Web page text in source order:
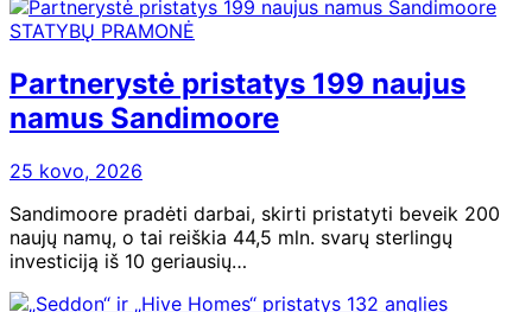
STATYBŲ PRAMONĖ
Partnerystė pristatys 199 naujus
namus Sandimoore
25 kovo, 2026
Sandimoore pradėti darbai, skirti pristatyti beveik 200
naujų namų, o tai reiškia 44,5 mln. svarų sterlingų
investiciją iš 10 geriausių…